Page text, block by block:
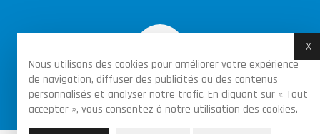
Nous utilisons des cookies pour améliorer votre expérience
de navigation, diffuser des publicités ou des contenus
personnalisés et analyser notre trafic. En cliquant sur « Tout
accepter », vous consentez à notre utilisation des cookies.
X
Achats sécurisés par certificat SSL sur toutes
les commandes